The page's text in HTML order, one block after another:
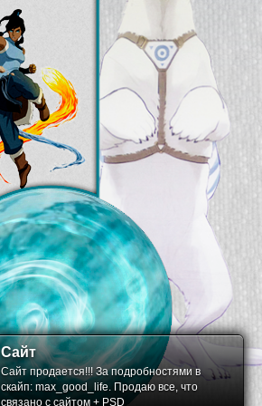
Сайт
Сайт продается!!! За подробностями в
скайп: max_good_life. Продаю все, что
связано с сайтом + PSD